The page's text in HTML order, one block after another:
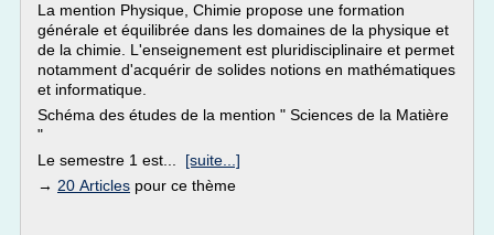
La mention Physique, Chimie propose une formation
générale et équilibrée dans les domaines de la physique et
de la chimie. L'enseignement est pluridisciplinaire et permet
notamment d'acquérir de solides notions en mathématiques
et informatique.
Schéma des études de la mention " Sciences de la Matière
"
Le semestre 1 est... [suite...]
→ 20 Articles pour ce thème